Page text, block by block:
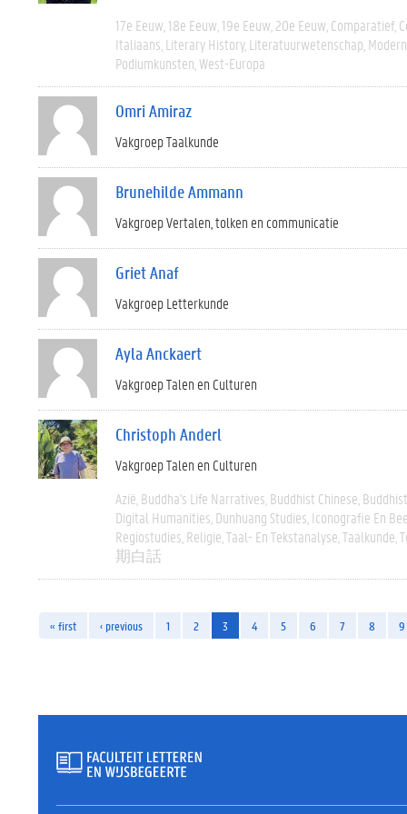
17e Eeuw 18e Eeuw 19e Eeuw 20e Eeuw Comparatief
Italiaans Literary History Literatuurwetenschap
Podiumkunsten West-Europa
Omri Amiraz
Vakgroep Taalkunde
Brunehilde Ammann
Vakgroep Vertalen, tolken en communicatie
Griet Anaf
Vakgroep Letterkunde
Ayla Anckaert
Vakgroep Talen en Culturen
Christoph Anderl
Vakgroep Talen en Culturen
Azië Buddha's Life Narratives Buddhist Chinese
Digital Humanities Dunhuang Studies Iconografie En
Regiostudies Religie Taal- En Tekstanalyse Taalkunde
期白話
« first ‹ previous 1 2 3 4 5 6 7 8 9